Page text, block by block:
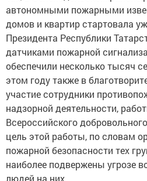
автономными пожарными
домов и квартир стартовала
Президента Республики
датчиками пожарной
обеспечили несколько тысяч
этом году также в
участие сотрудники
надзорной деятельности,
Всероссийского
цель этой работы, по словам
пожарной безопасности тех
наиболее подвержены угрозе